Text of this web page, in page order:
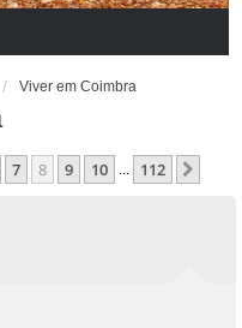
Viver em Coimbra
7 8 9 10 ... 112